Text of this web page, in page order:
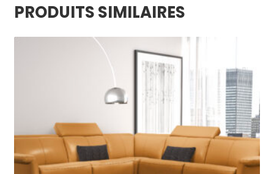
PRODUITS SIMILAIRES